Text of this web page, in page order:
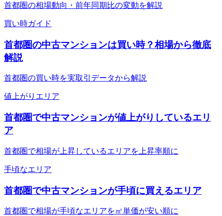
首都圏の相場動向・前年同期比の変動を解説
買い時ガイド
首都圏の中古マンションは買い時？相場から徹底
解説
首都圏の買い時を実取引データから解説
値上がりエリア
首都圏で中古マンションが値上がりしているエリ
ア
首都圏で相場が上昇しているエリアを上昇率順に
手頃なエリア
首都圏で中古マンションが手頃に買えるエリア
首都圏で相場が手頃なエリアを㎡単価が安い順に